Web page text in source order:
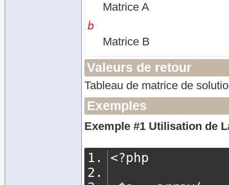
Matrice A
b
Matrice B
Valeurs de retour
Tableau de matrice de
Exemples
Exemple #1 Utilisation de
<?php